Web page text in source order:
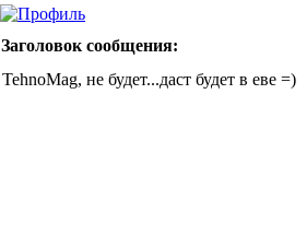
Заголовок сообщения:
TehnoMag, не будет...даст будет в еве =)